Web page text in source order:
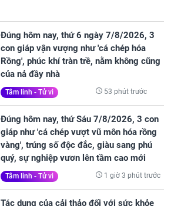
Đúng hôm nay, thứ 6 ngày 7/8/2026, 3
con giáp vận vượng như 'cá chép hóa
Rồng', phúc khí tràn trề, nằm không cũng
của nả đầy nhà
Tâm linh - Tử vi 53 phút trước
Đúng hôm nay, thứ Sáu 7/8/2026, 3 con
giáp như 'cá chép vượt vũ môn hóa rồng
vàng', trúng số độc đắc, giàu sang phú
quý, sự nghiệp vươn lên tầm cao mới
Tâm linh - Tử vi 1 giờ 3 phút trước
Tác dụng của cải thảo đối với sức khỏe